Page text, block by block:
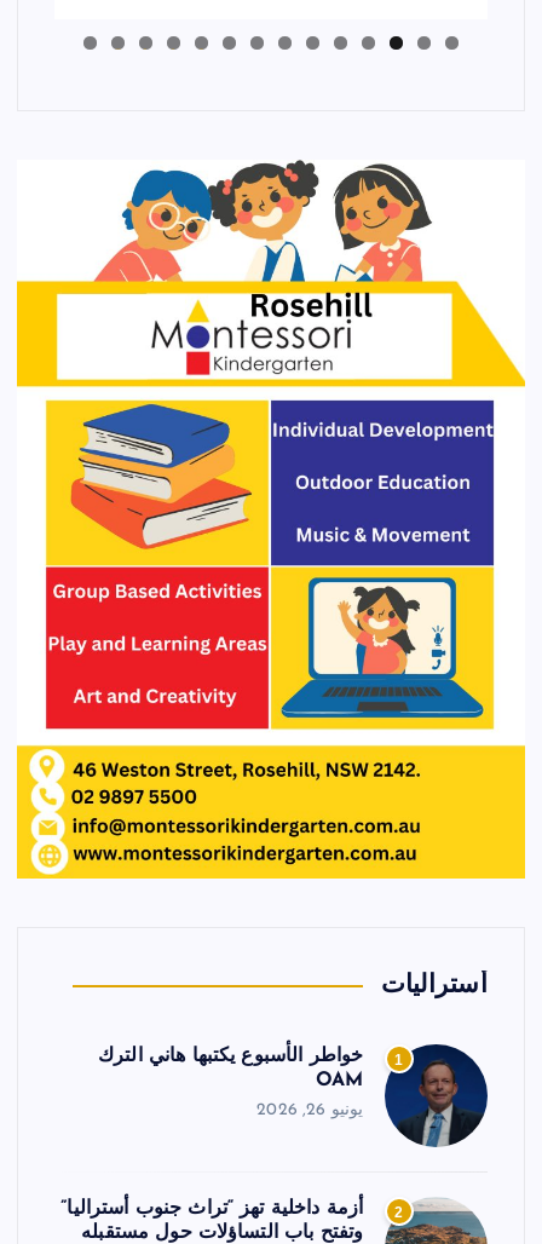
أستراليات
1
خواطر الأسبوع يكتبها هاني الترك
OAM
يونيو 26, 2026
2
أزمة داخلية تهز “تراث جنوب أستراليا”
وتفتح باب التساؤلات حول مستقبله